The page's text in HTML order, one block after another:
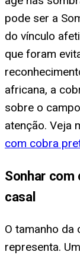
pode ser a
do vínculo
que foram
africana, a
sobre o
atenção. Veja
com cobra
Sonhar com
casal
O tamanho da
representa.